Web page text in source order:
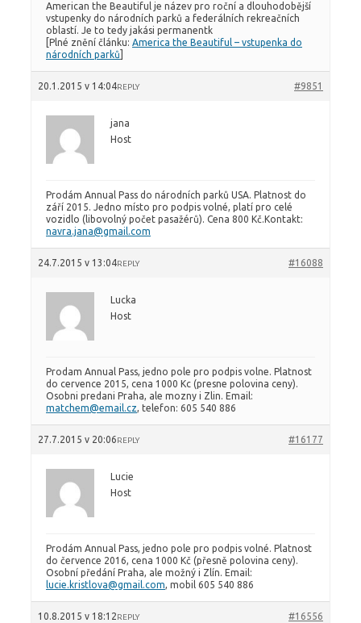
American the Beautiful je název pro roční a dlouhodobější
vstupenky do národních parků a federálních rekreačních
oblastí. Je to tedy jakási permanentk
[Plné znění článku: America the Beautiful – vstupenka do
národních parků
20.1.2015 v 14:04 #9851
REPLY
jana
Host
Prodám Annual Pass do národních parků USA. Platnost do
září 2015. Jedno místo pro podpis volné, platí pro celé
vozidlo (libovolný počet pasažérů). Cena 800 Kč.Kontakt:
navra.jana@gmail.com
24.7.2015 v 13:04 #16088
REPLY
Lucka
Host
Prodam Annual Pass, jedno pole pro podpis volne. Platnost
do cervence 2015, cena 1000 Kc (presne polovina ceny).
Osobni predani Praha, ale mozny i Zlin. Email:
matchem@email.cz, telefon: 605 540 886
27.7.2015 v 20:06 #16177
REPLY
Lucie
Host
Prodám Annual Pass, jedno pole pro podpis volné. Platnost
do července 2016, cena 1000 Kč (přesně polovina ceny).
Osobní předání Praha, ale možný i Zlín. Email:
lucie.kristlova@gmail.com, mobil 605 540 886
10.8.2015 v 18:12 #16556
REPLY